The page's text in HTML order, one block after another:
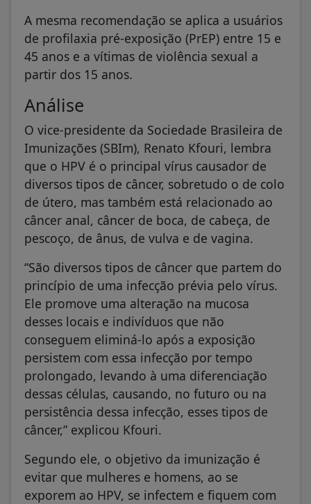
A mesma recomendação se aplica a usuários
de profilaxia pré-exposição (PrEP) entre 15 e
45 anos e a vítimas de violência sexual a
partir dos 15 anos.
Análise
O vice-presidente da Sociedade Brasileira de
Imunizações (SBIm), Renato Kfouri, lembra
que o HPV é o principal vírus causador de
diversos tipos de câncer, sobretudo o de colo
de útero, mas também está relacionado ao
câncer anal, câncer de boca, de cabeça, de
pescoço, de ânus, de vulva e de vagina.
“São diversos tipos de câncer que partem do
princípio de uma infecção prévia pelo vírus.
Ele promove uma alteração na mucosa
desses locais e indivíduos que não
conseguem eliminá-lo após a exposição
persistem com essa infecção por tempo
prolongado, levando à uma diferenciação
dessas células, causando, no futuro ou na
persistência dessa infecção, esses tipos de
câncer,” explicou Kfouri.
Segundo ele, o objetivo da imunização é
evitar que mulheres e homens, ao se
exporem ao HPV, se infectem e fiquem com